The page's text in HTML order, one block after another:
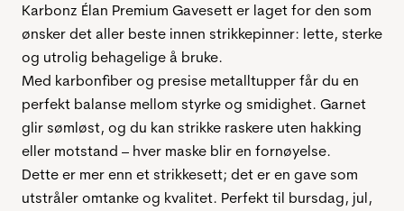
Karbonz Élan Premium Gavesett er laget for den som
ønsker det aller beste innen strikkepinner: lette, sterke
og utrolig behagelige å bruke.
Med karbonfiber og presise metalltupper får du en
perfekt balanse mellom styrke og smidighet. Garnet
glir sømløst, og du kan strikke raskere uten hakking
eller motstand – hver maske blir en fornøyelse.
Dette er mer enn et strikkesett; det er en gave som
utstråler omtanke og kvalitet. Perfekt til bursdag, jul,